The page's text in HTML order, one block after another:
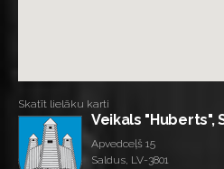
Skatīt lielāku karti
Veikals "Huberts",
Apvedceļš 15
Saldus, LV-3801